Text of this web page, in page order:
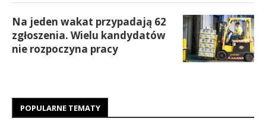
Na jeden wakat przypadają 62
zgłoszenia. Wielu kandydatów
nie rozpoczyna pracy
POPULARNE TEMATY